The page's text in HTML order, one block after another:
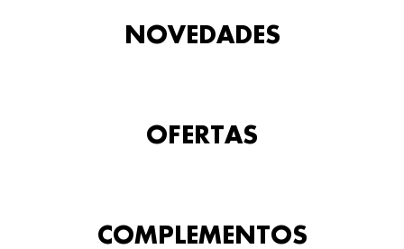
NOVEDADES
OFERTAS
COMPLEMENTOS